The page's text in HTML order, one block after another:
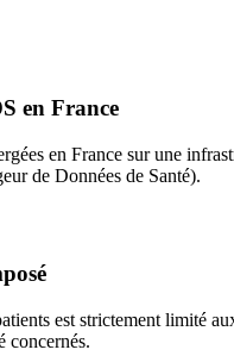
en France
en France sur une
de Données de Santé).
est strictement limité
concernés.